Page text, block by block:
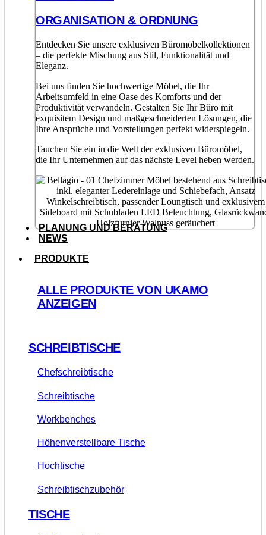
ORGANISATION & ORDNUNG
Entdecken Sie unsere exklusiven Büromöbelkollektionen
– die perfekte Mischung aus Stil, Funktionalität und
Eleganz.
Bei uns finden Sie hochwertige Möbel, die Ihr
Arbeitsumfeld in eine Oase des Komforts und der
Produktivität verwandeln. Gestalten Sie Ihr Büro mit
exquisitem Design und maßgeschneiderten Lösungen, die
Ihre Ansprüche und Vorstellungen perfekt widerspiegeln.
Tauchen Sie ein in die Welt der exklusiven Büromöbel,
die Ihr Unternehmen auf das nächste Level heben werden.
PLANUNG UND BERATUNG
NEWS
PRODUKTE
ALLE PRODUKTE VON UKAMO
ANZEIGEN
SCHREIBTISCHE
Chefschreibtische
Schreibtische
Workbenches
Höhenverstellbare Tische
Hochtische
Schreibtischzubehör
TISCHE